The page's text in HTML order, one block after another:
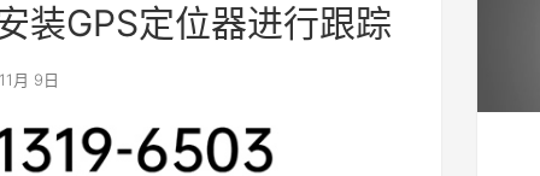
装GPS定位器进行跟踪
月 9日